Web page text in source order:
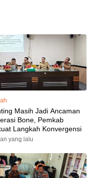
Masih Jadi Ancaman
Bone, Pemkab
Langkah Konvergensi
yang lalu